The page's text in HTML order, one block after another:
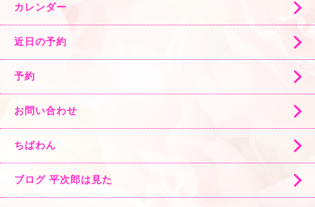
カレンダー
近日の予約
予約
お問い合わせ
ちばわん
ブログ 平次郎は見た